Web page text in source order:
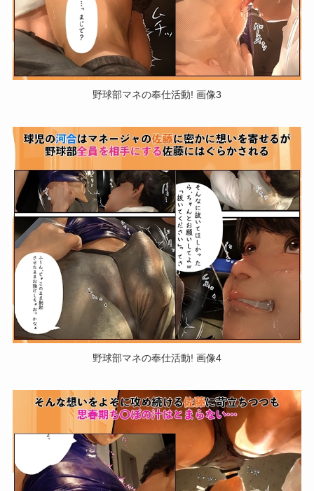
野球部マネの奉仕活動! 画像3
野球部マネの奉仕活動! 画像4